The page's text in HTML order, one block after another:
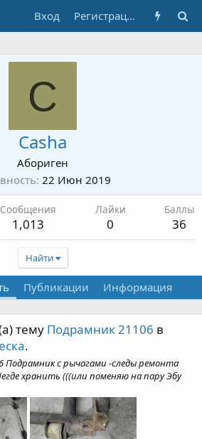
Вход Регистрация
C
Casha
Абориген
22 Июн 2019
Сообщения
1,013
Лайки
0
Баллы
36
Найти
Публикации Информация
тему Подрамник 21106 в
.
Подрамник с рычагами -следы ремонта
хранить (((или поменяю на пару Эбу